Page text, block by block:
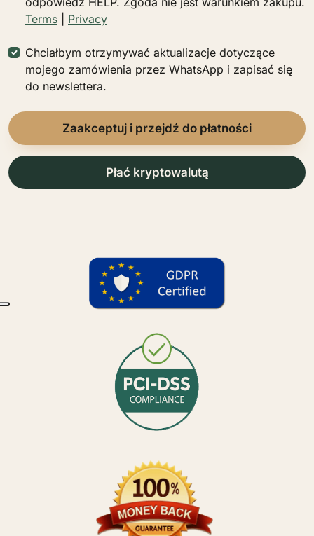
Terms
Privacy
Chciałbym otrzymywać aktualizacje dotyczące
mojego zamówienia przez WhatsApp i zapisać się
do newslettera.
Zaakceptuj i przejdź do płatności
Płać kryptowalutą